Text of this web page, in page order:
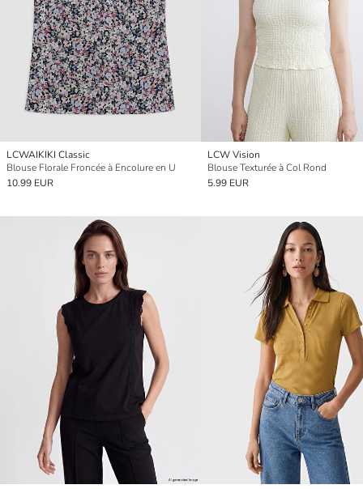
LCWAIKIKI Classic
Blouse Florale Froncée à Encolure en U
10.99 EUR
LCW Vision
Blouse Texturée à Col Rond
5.99 EUR